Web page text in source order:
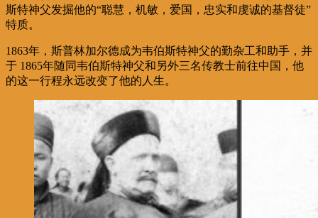
斯特神父发掘他的“聪慧，机敏，爱国，忠实和虔诚的基督徒”
特质。
1863年，斯普林加尔德成为韦伯斯特神父的勤杂工和助手，并
于 1865年随同韦伯斯特神父和另外三名传教士前往中国，他
的这一行程永远改变了他的人生。